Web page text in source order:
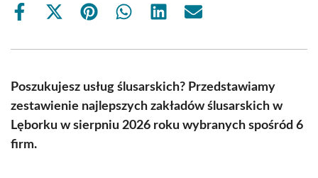
Share
Share
(Twitter)
Share Share Share Share
Poszukujesz usług ślusarskich? Przedstawiamy
zestawienie najlepszych zakładów ślusarskich w
Lęborku w sierpniu 2026 roku wybranych spośród 6
firm.